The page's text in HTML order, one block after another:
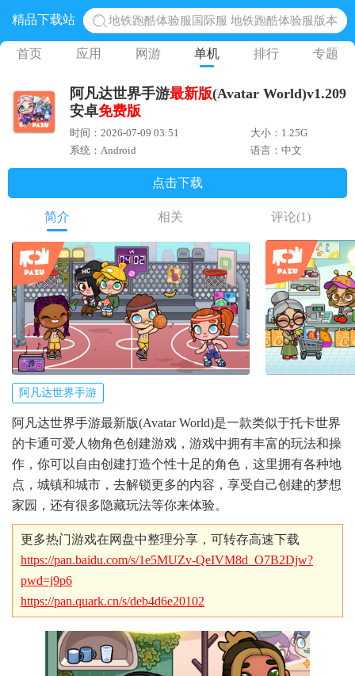
精品下载站
地铁跑酷体验服国际服 地铁跑酷体验服版本
网易光遇手游正版 点亮星空共庆周年
黎明觉醒生机腾讯正版 黎明觉醒生机国际服
蛋仔派对下载 蛋仔派对体验服
奥特曼王者传奇 正版奥特曼游戏
首页 应用 网游 单机 排行 专题
阿凡达世界手游最新版(Avatar World)v1.209
安卓免费版
时间：2026-07-09 03:51
大小：1.25G
系统：Android
语言：中文
点击下载
简介 相关 评论(1)
阿凡达世界手游
阿凡达世界手游最新版(Avatar World)是一款类似于托卡世界
的卡通可爱人物角色创建游戏，游戏中拥有丰富的玩法和操
作，你可以自由创建打造个性十足的角色，这里拥有各种地
点，城镇和城市，去解锁更多的内容，享受自己创建的梦想
家园，还有很多隐藏玩法等你来体验。
更多热门游戏在网盘中整理分享，可转存高速下载
https://pan.baidu.com/s/1e5MUZv-QeIVM8d_O7B2Djw?
pwd=j9p6
https://pan.quark.cn/s/deb4d6e20102